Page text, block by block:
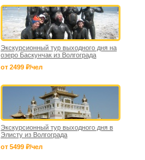
Экскурсионный тур выходного дня на
озеро Баскунчак из Волгограда
от 2499 ₽/чел
Экскурсионный тур выходного дня в
Элисту из Волгограда
от 5499 ₽/чел